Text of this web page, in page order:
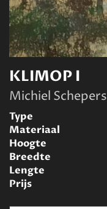
KLIMOP I
Michiel Schepers
Type
Materiaal
Hoogte
Breedte
Lengte
Prijs